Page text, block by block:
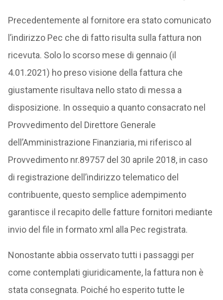
Precedentemente al fornitore era stato comunicato
l’indirizzo Pec che di fatto risulta sulla fattura non
ricevuta. Solo lo scorso mese di gennaio (il
4.01.2021) ho preso visione della fattura che
giustamente risultava nello stato di messa a
disposizione. In ossequio a quanto consacrato nel
Provvedimento del Direttore Generale
dell’Amministrazione Finanziaria, mi riferisco al
Provvedimento nr.89757 del 30 aprile 2018, in caso
di registrazione dell’indirizzo telematico del
contribuente, questo semplice adempimento
garantisce il recapito delle fatture fornitori mediante
invio del file in formato xml alla Pec registrata.
Nonostante abbia osservato tutti i passaggi per
come contemplati giuridicamente, la fattura non è
stata consegnata. Poiché ho esperito tutte le